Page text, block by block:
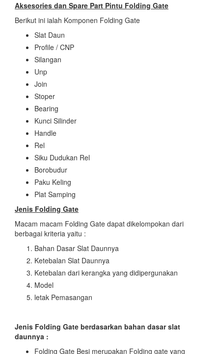
Aksesories dan Spare Part Pintu Folding Gate
Berikut ini ialah Komponen Folding Gate
Slat Daun
Profile / CNP
Silangan
Unp
Join
Stoper
Bearing
Kunci Silinder
Handle
Rel
Siku Dudukan Rel
Borobudur
Paku Keling
Plat Samping
Jenis Folding Gate
Macam macam Folding Gate dapat dikelompokan dari
berbagai kriteria yaitu :
Bahan Dasar Slat Daunnya
Ketebalan Slat Daunnya
Ketebalan dari kerangka yang didipergunakan
Model
letak Pemasangan
Jenis Folding Gate berdasarkan bahan dasar slat
daunnya :
Folding Gate Besi merupakan Folding gate yang